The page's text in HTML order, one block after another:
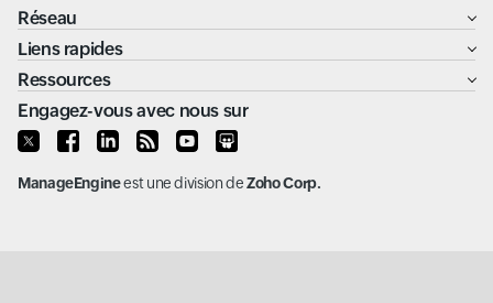
Réseau
Liens rapides
Ressources
Engagez-vous avec nous sur
ManageEngineest une division deZoho Corp.